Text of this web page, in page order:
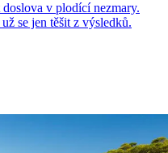
v plodící nezmary.
se jen těšit z výsledků.